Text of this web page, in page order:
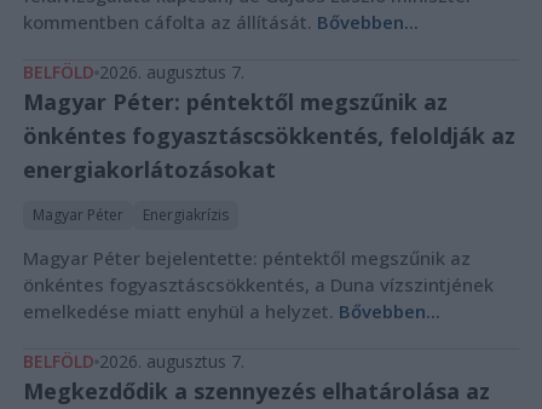
kommentben cáfolta az állítását. Bővebben...
BELFÖLD 2026. augusztus 7.
Magyar Péter: péntektől megszűnik az
önkéntes fogyasztáscsökkentés, feloldják az
energiakorlátozásokat
Magyar Péter Energiakrízis
Magyar Péter bejelentette: péntektől megszűnik az
önkéntes fogyasztáscsökkentés, a Duna vízszintjének
emelkedése miatt enyhül a helyzet. Bővebben...
BELFÖLD 2026. augusztus 7.
Megkezdődik a szennyezés elhatárolása az